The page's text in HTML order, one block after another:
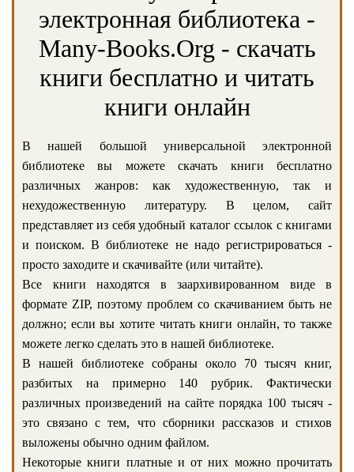
электронная библиотека -
Many-Books.Org - скачать
книги бесплатно и читать
книги онлайн
В нашей большой универсальной электронной
библиотеке вы можете скачать книги бесплатно
различных жанров: как художественную, так и
нехудожественную литературу. В целом, сайт
представляет из себя удобный каталог ссылок с книгами
и поиском. В библиотеке не надо регистрироваться -
просто заходите и скачивайте (или читайте).
Все книги находятся в заархивированном виде в
формате ZIP, поэтому проблем со скачиванием быть не
должно; если вы хотите читать книги онлайн, то также
можете легко сделать это в нашей библиотеке.
В нашей библиотеке собраны около 70 тысяч книг,
разбитых на примерно 140 рубрик. Фактически
различных произведений на сайте порядка 100 тысяч -
это связано с тем, что сборники рассказов и стихов
выложены обычно одним файлом.
Некоторые книги платные и от них можно прочитать